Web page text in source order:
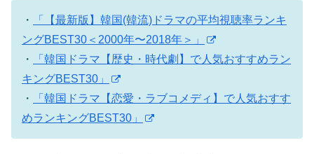
・
「【最新版】韓国(韓流)ドラマの平均視聴率ランキ
ングBEST30＜2000年〜2018年＞」
・
「韓国ドラマ【歴史・時代劇】で人気おすすめラン
キングBEST30」
・
「韓国ドラマ【恋愛・ラブコメディ】で人気おすす
めランキングBEST30」